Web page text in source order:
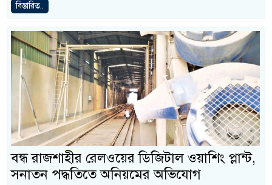
বিস্তারিত..
বন্ধ রাজশাহীর রেলওয়ের ডিজিটাল ওয়াশিং প্লান্ট,
সনাতন পদ্ধতিতে অনিয়মের অভিযোগ